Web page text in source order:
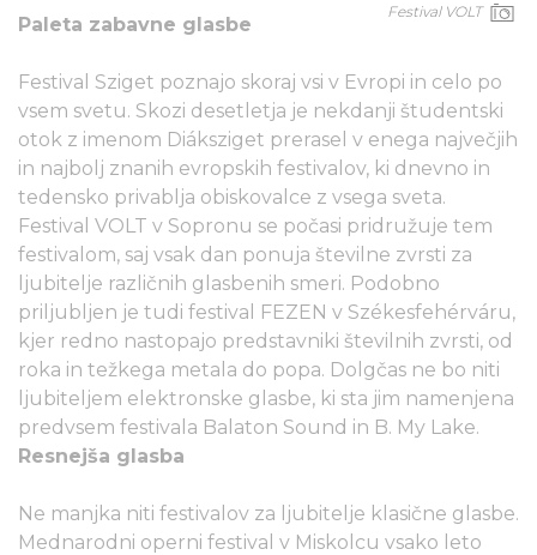
Festival VOLT
Paleta zabavne glasbe
Festival Sziget poznajo skoraj vsi v Evropi in celo po
vsem svetu. Skozi desetletja je nekdanji študentski
otok z imenom Diáksziget prerasel v enega največjih
in najbolj znanih evropskih festivalov, ki dnevno in
tedensko privablja obiskovalce z vsega sveta.
Festival VOLT v Sopronu se počasi pridružuje tem
festivalom, saj vsak dan ponuja številne zvrsti za
ljubitelje različnih glasbenih smeri. Podobno
priljubljen je tudi festival FEZEN v Székesfehérváru,
kjer redno nastopajo predstavniki številnih zvrsti, od
roka in težkega metala do popa. Dolgčas ne bo niti
ljubiteljem elektronske glasbe, ki sta jim namenjena
predvsem festivala Balaton Sound in B. My Lake.
Resnejša glasba
Ne manjka niti festivalov za ljubitelje klasične glasbe.
Mednarodni operni festival v Miskolcu vsako leto